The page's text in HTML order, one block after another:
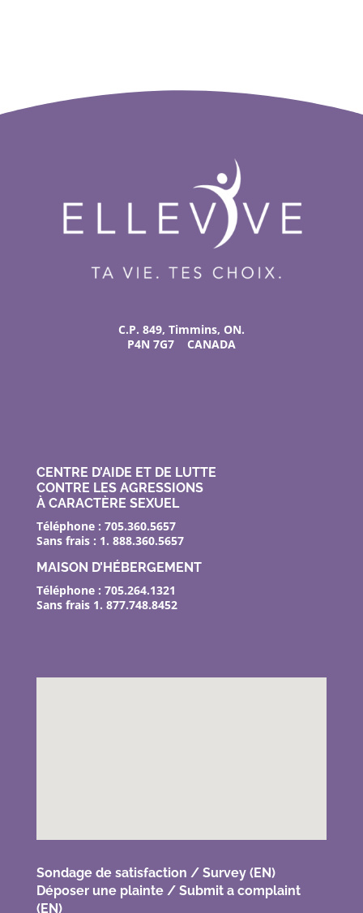
C.P. 849, Timmins, ON.
P4N 7G7 CANADA
CENTRE D’AIDE ET DE LUTTE
CONTRE LES AGRESSIONS
À CARACTÈRE SEXUEL
Téléphone : 705.360.5657
Sans frais : 1. 888.360.5657
MAISON D’HÉBERGEMENT
Téléphone : 705.264.1321
Sans frais 1. 877.748.8452
Sondage de satisfaction / Survey (EN)
Déposer une plainte / Submit a complaint
(EN)